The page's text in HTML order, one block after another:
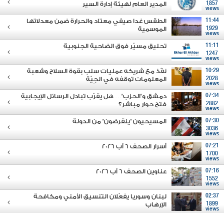
1857
views
المدير العام لهيئة إدارة السير
11:44
1929
views
الطقس غدا صيفي معتاد والحرارة ضمن معدلاتها
الموسمية
11:11
1247
views
تحليق مسيّر فوق الضاحية الجنوبية
10:29
2028
views
نفّذ مع شريكه عمليات سلب بقوة السلاح وشعبة
المعلومات توقفه في الجِيّة
07:34
2882
views
دمشق و"الحزب"… هل يقرّب تبادل الرسائل الإيجابية
فتح حوار مباشر؟
07:30
3036
views
المسيحيون "ينقرضون" من الدولة
07:21
1700
views
أسرار الصحف 6 آب 2026
07:16
1552
views
عناوين الصحف 6 آب 2026
02:37
1899
views
لبنان وسوريا يفعّلان التنسيق الأمني ومكافحة
الإرهاب